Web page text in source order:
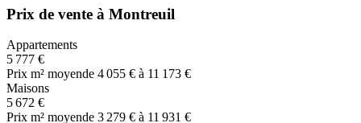
Prix de vente à Montreuil
Appartements
5 777 €
Prix m² moyende 4 055 € à 11 173 €
Maisons
5 672 €
Prix m² moyende 3 279 € à 11 931 €